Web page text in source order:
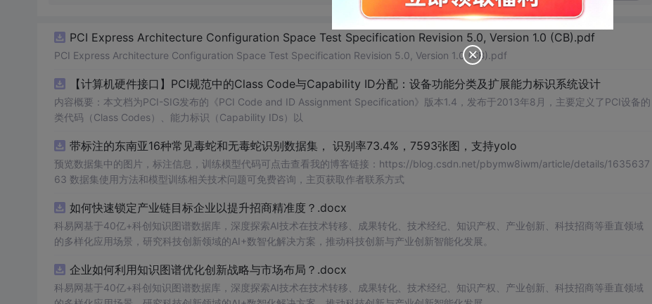
PCI Express Architecture Configuration Space Test Specification Revision 5.0, Version 1.0 (CB).pdf
PCI Express Architecture Configuration Space Test Specification Revision 5.0, Version 1.0 (CB).pdf
【计算机硬件接口】PCI规范中的Class Code与Capability ID分配：设备功能分类及扩展能力标识系统设计
内容概要：本文档为PCI-SIG发布的《PCI Code and ID Assignment Specification》版本1.4，发布于2013年8月，主要定义了PCI设备的
类代码（Class Codes）、能力标识（Capability IDs）以
带标注的东南亚16种常见毒蛇和无毒蛇识别数据集， 识别率73.4%，7593张图，支持yolo
预览数据集中的图片，标注信息，训练模型代码可点击查看我的博客链接：https://blog.csdn.net/pbymw8iwm/article/details/1635637
63 数据集使用方法和模型训练相关技术问题可免费咨询，主页获取作者联系方式
如何快速锁定产业链目标企业以提升招商精准度？.docx
科易网基于40亿+科创知识图谱数据库，深度探索AI技术在技术转移、成果转化、技术经纪、知识产权、产业创新、科技招商等垂直领域
的多样化应用场景，研究科技创新领域的AI+数智化解决方案，推动科技创新与产业创新智能化发展。
企业如何利用知识图谱优化创新战略与市场布局？.docx
科易网基于40亿+科创知识图谱数据库，深度探索AI技术在技术转移、成果转化、技术经纪、知识产权、产业创新、科技招商等垂直领域